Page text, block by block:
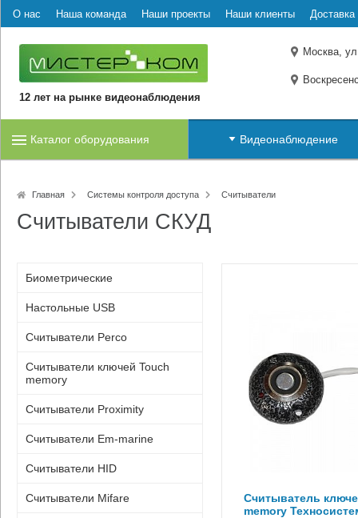
О нас Наша команда Наши проекты Наши клиенты Доставка
12 лет на рынке видеонаблюдения
Москва,
Каталог оборудования Видеонаблюдение
Главная Системы контроля доступа Считыватели
Считыватели СКУД
Биометрические
Настольные USB
Считыватели Perco
Считыватели ключей Touch
memory
Считыватели Proximity
Считыватели Em-marine
Считыватели HID
Считыватели Mifare
Считыватель
memory